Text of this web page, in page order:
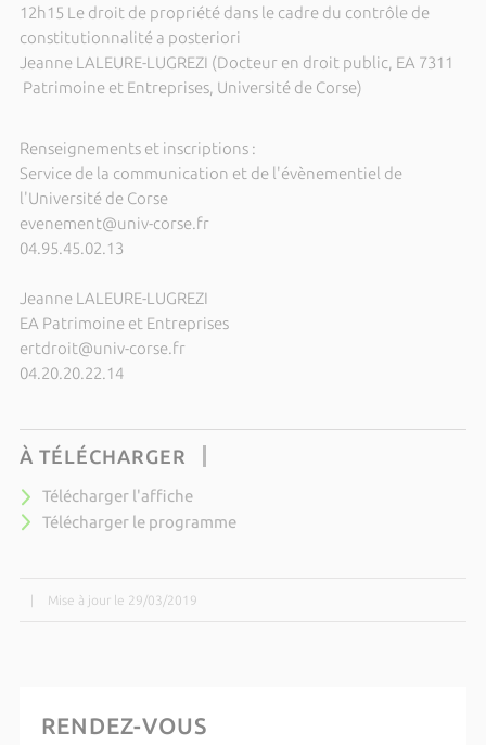
12h15 Le droit de propriété dans le cadre du contrôle de
constitutionnalité a posteriori
Jeanne LALEURE-LUGREZI (Docteur en droit public, EA 7311
Patrimoine et Entreprises, Université de Corse)
Renseignements et inscriptions :
Service de la communication et de l'évènementiel de
l'Université de Corse
evenement@univ-corse.fr
04.95.45.02.13
Jeanne LALEURE-LUGREZI
EA Patrimoine et Entreprises
ertdroit@univ-corse.fr
04.20.20.22.14
À TÉLÉCHARGER
Télécharger l'affiche
Télécharger le programme
Mise à jour le 29/03/2019
RENDEZ-VOUS